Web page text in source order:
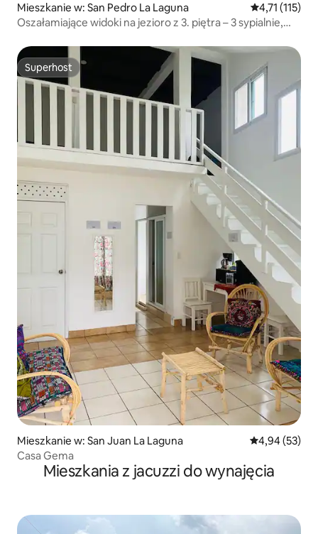
Mieszkanie w: San Pedro La Laguna Średnia
4,71 (115)
Oszałamiające widoki na jezioro z 3. piętra – 3 sypialnie,
Superhost
Superhost
Mieszkanie w: San Juan La Laguna Średnia
4,94 (53)
Casa Gema
Mieszkania z jacuzzi do wynajęcia